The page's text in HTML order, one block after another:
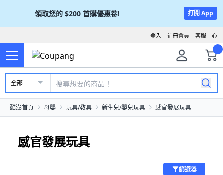
領取您的 $200 首購優惠卷! 打開 App
客服中心
註冊會員
登入
全部
酷澎首頁 母嬰 玩具/教具 新生兒/嬰兒玩具 感官發展玩具
感官發展玩具
篩選器